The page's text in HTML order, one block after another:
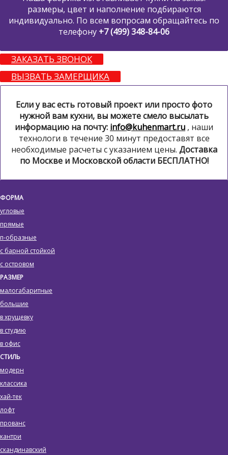
размеры, цвет и наполнение подбираются
индивидуально. По всем вопросам обращайтесь по
телефону +7 (499) 348-84-06
ЗАКАЗАТЬ ЗВОНОК
ВЫЗВАТЬ ЗАМЕРЩИКА
Если у вас есть готовый проект или просто фото
нужной вам кухни, вы можете смело высылать
информацию на почту: info@kuhenmart.ru , наши
технологи в течение 30 минут предоставят все
необходимые расчеты с указанием цены. Доставка
по Москве и Московской области БЕСПЛАТНО!
ФОРМА
угловые
прямые
п-образные
с барной стойкой
с островом
РАЗМЕР
малогабаритные
большие
в хрущевку
в студию
в офис
СТИЛЬ
модерн
классика
хай-тек
лофт
прованс
кантри
скандинавский